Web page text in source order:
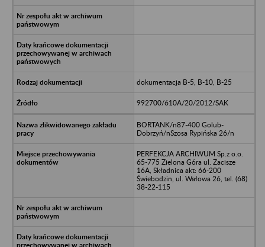
dokumentacja B-5, B-10, B-25
992700/610A/20/2012/SAK
BORTANK/n87-400 Golub-
Dobrzyń/nSzosa Rypińska 26/n
PERFEKCJA ARCHIWUM Sp.z o.o.
65-775 Zielona Góra ul. Zacisze
16A, Składnica akt: 66-200
Świebodzin, ul. Wałowa 26, tel. (68)
38-22-115